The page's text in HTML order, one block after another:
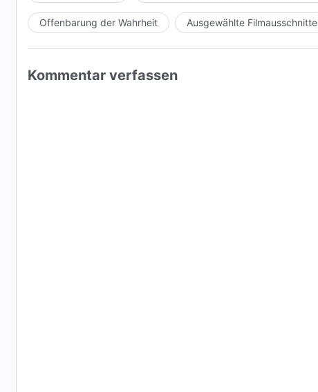
Offenbarung der Wahrheit Ausgewählte Filmausschnitte
Kommentar verfassen